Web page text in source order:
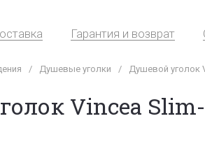
Гарантия и возврат
/ Душевые уголки / Душевой уголок
Vincea Slim-